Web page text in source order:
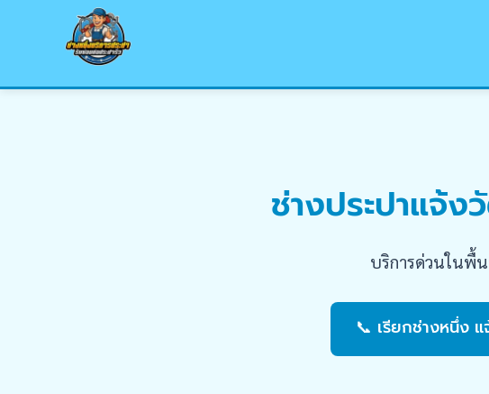
ช่างประปาแจ้
บริการด่วนในพื้
📞 เรียกช่างหนึ่ง